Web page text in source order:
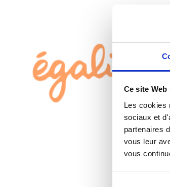
Ce site
Les cookies
sociaux et
partenaires
vous leur
vous